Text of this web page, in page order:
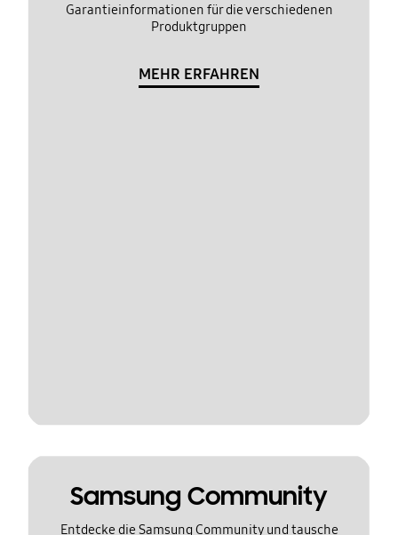
Garantieinformationen für die verschiedenen
Produktgruppen
MEHR ERFAHREN
Samsung Community
Entdecke die Samsung Community und tausche